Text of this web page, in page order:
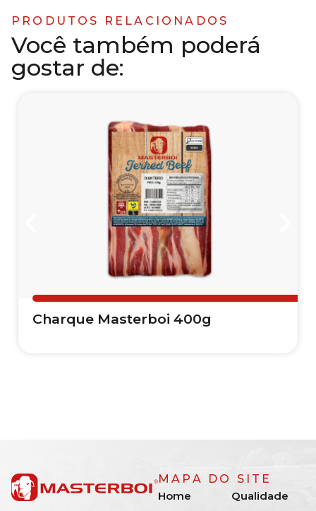
PRODUTOS RELACIONADOS
Você também poderá
gostar de:
Charque Masterboi 400g
MAPA DO SITE
Home
Qualidade